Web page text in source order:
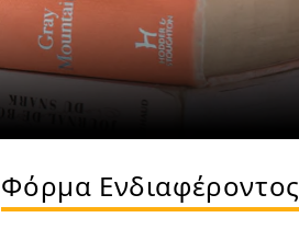
Φόρμα Ενδιαφέροντος